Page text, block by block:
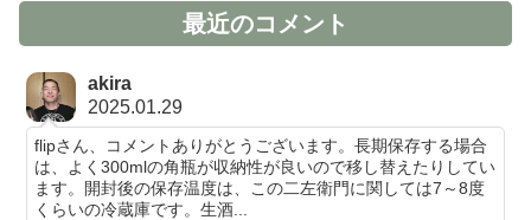
最近のコメント
akira
2025.01.29
flipさん、コメントありがとうございます。長期保存する場合
は、よく300mlの角瓶が収納性が良いので移し替えたりしてい
ます。開封後の保存温度は、この二左衛門に関しては7～8度
くらいの冷蔵庫です。生酒...